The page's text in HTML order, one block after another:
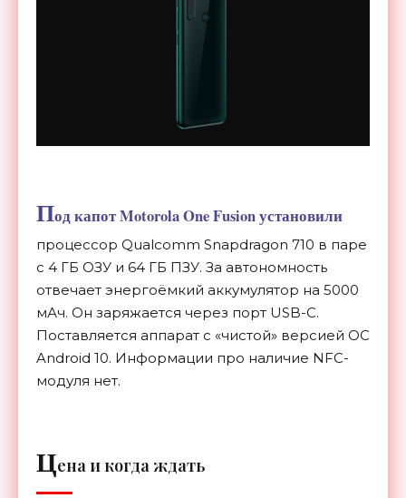
Под капот Motorola One Fusion установили
процессор Qualcomm Snapdragon 710 в паре
с 4 ГБ ОЗУ и 64 ГБ ПЗУ. За автономность
отвечает энергоёмкий аккумулятор на 5000
мАч. Он заряжается через порт USB-C.
Поставляется аппарат с «чистой» версией ОС
Android 10. Информации про наличие NFC-
модуля нет.
Цена и когда ждать